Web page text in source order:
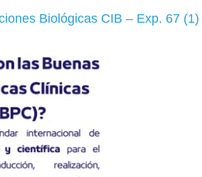
Biológicas CIB – Exp. 67 (1)